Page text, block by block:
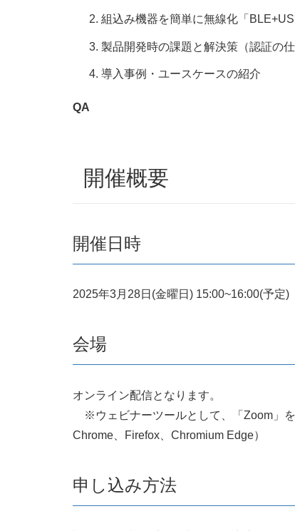
組込み機器を簡単に無線化「
製品開発時の課題と解決策（認証の仕
導入事例・ユースケースの紹介
QA
開催概要
開催日時
2025年3月28日(金曜日) 15:00~16:00(予定)
会場
オンライン配信となります。
※ウェビナーツールとして、「Zoom」
Chrome、Firefox、Chromium Edge）
申し込み方法